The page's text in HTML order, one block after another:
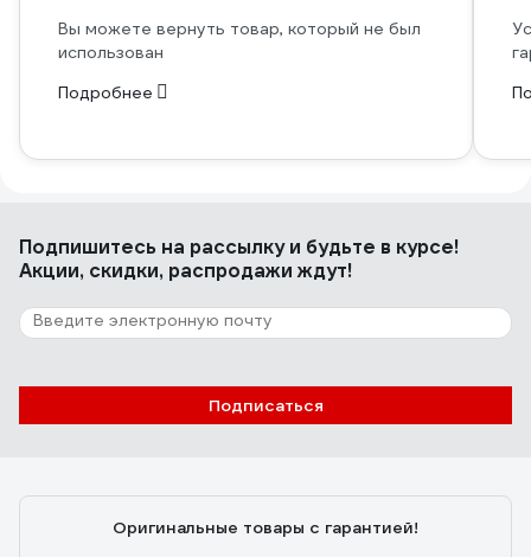
Вы можете вернуть товар, который не был
использован
Подробнее
Подпишитесь на рассылкуи будьте в курсе!
Акции, скидки, распродажи ждут!
Подписаться
Оригинальные товары с гарантией!